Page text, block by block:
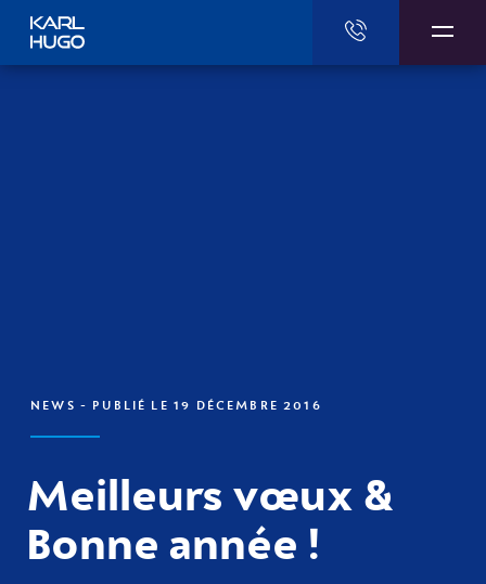
NEWS - PUBLIÉ LE 19 DÉCEMBRE 2016
Meilleurs vœux &
Bonne année !
Karl Hugo